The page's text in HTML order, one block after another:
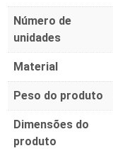
Número de
unidades
Material
Peso do produto
Dimensões do
produto